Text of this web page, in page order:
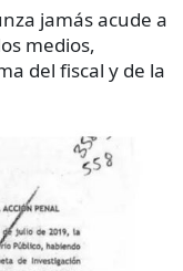
jamás acude a
medios,
del fiscal y de la